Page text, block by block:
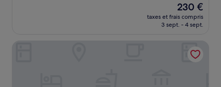
Le
nouveau
prix
de
230 €
230 €
taxes et frais compris
3 sept. - 4 sept.